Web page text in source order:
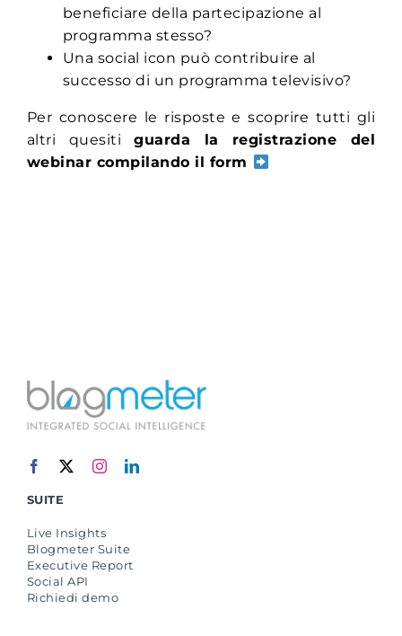
beneficiare della partecipazione al
programma stesso?
Una social icon può contribuire al
successo di un programma televisivo?
Per conoscere le risposte e scoprire tutti gli
altri quesitiguarda la registrazione del
webinar compilando il form
SUITE
Live Insights
Blogmeter Suite
Executive Report
Social API
Richiedi demo